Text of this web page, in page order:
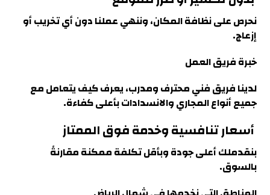
نحرص على نظافة المكان، وننهي عملنا دون أي تخريب أو
إزعاج.
خبرة فريق العمل
لدينا فريق فني محترف ومدرب، يعرف كيف يتعامل مع
جميع أنواع المجاري والانسدادات بأعلى كفاءة.
أسعار تنافسية وخدمة فوق الممتاز
بنقدملك أعلى جودة وبأقل تكلفة ممكنة مقارنةً
بالسوق.